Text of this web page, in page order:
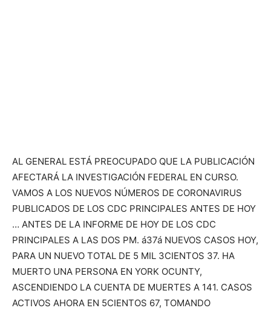
AL GENERAL ESTÁ PREOCUPADO QUE LA PUBLICACIÓN
AFECTARÁ LA INVESTIGACIÓN FEDERAL EN CURSO.
VAMOS A LOS NUEVOS NÚMEROS DE CORONAVIRUS
PUBLICADOS DE LOS CDC PRINCIPALES ANTES DE HOY
… ANTES DE LA INFORME DE HOY DE LOS CDC
PRINCIPALES A LAS DOS PM. á37á NUEVOS CASOS HOY,
PARA UN NUEVO TOTAL DE 5 MIL 3CIENTOS 37. HA
MUERTO UNA PERSONA EN YORK OCUNTY,
ASCENDIENDO LA CUENTA DE MUERTES A 141. CASOS
ACTIVOS AHORA EN 5CIENTOS 67, TOMANDO